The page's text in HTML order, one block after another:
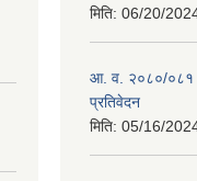
मिति: 06/20/
आ. व. २०८०/०८१
प्रतिवेदन
मिति: 05/16/